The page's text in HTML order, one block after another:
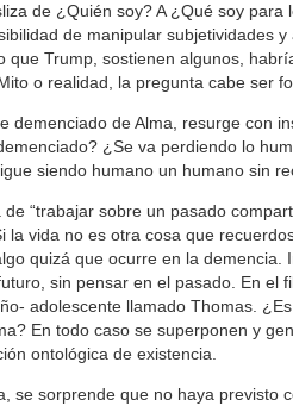
de ¿Quién soy? A ¿Qué soy para
de manipular subjetividades y
que Trump, sostienen algunos,
o realidad, la pregunta cabe ser
demenciado de Alma, resurge con
¿Se va perdiendo lo
siendo humano un humano sin
“trabajar sobre un pasado
la vida no es otra cosa que
quizá que ocurre en la demencia.
sin pensar en el pasado. En el
adolescente llamado Thomas.
En todo caso se superponen y
ontológica de existencia.
se sorprende que no haya previsto